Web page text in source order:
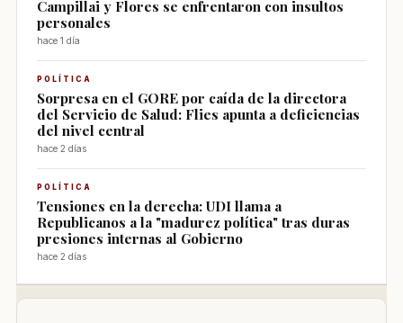
Campillai y Flores se enfrentaron con insultos
personales
hace 1 día
POLÍTICA
Sorpresa en el GORE por caída de la directora
del Servicio de Salud: Flies apunta a deficiencias
del nivel central
hace 2 días
POLÍTICA
Tensiones en la derecha: UDI llama a
Republicanos a la "madurez política" tras duras
presiones internas al Gobierno
hace 2 días